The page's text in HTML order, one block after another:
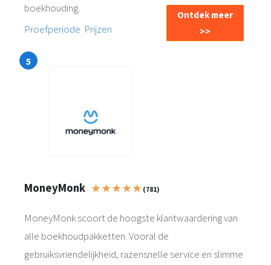
boekhouding.
Proefperiode Prijzen
Ontdek meer
>>
MoneyMonk ★ ★ ★ ★ ★ (781)
MoneyMonk scoort de hoogste klantwaardering van
alle boekhoudpakketten. Vooral de
gebruiksvriendelijkheid, razensnelle service en slimme